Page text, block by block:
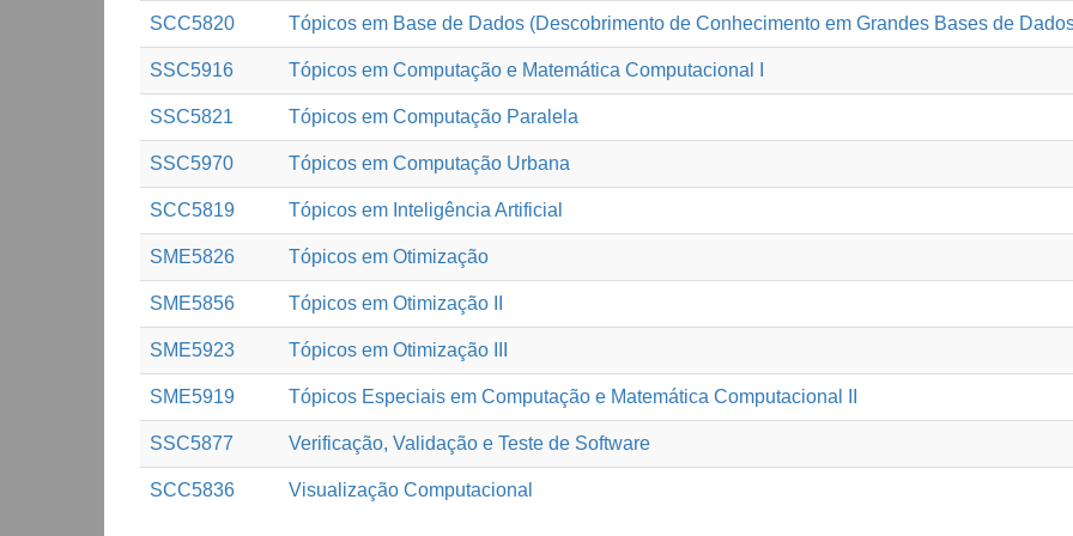
SCC5820 Tópicos em Base de Dados (Descobrimento de Conhecimento em Grandes Bases de
SSC5916 Tópicos em Computação e Matemática Computacional I
SSC5821 Tópicos em Computação Paralela
SSC5970 Tópicos em Computação Urbana
SCC5819 Tópicos em Inteligência Artificial
SME5826 Tópicos em Otimização
SME5856 Tópicos em Otimização II
SME5923 Tópicos em Otimização III
SME5919 Tópicos Especiais em Computação e Matemática Computacional II
SSC5877 Verificação, Validação e Teste de Software
SCC5836 Visualização Computacional